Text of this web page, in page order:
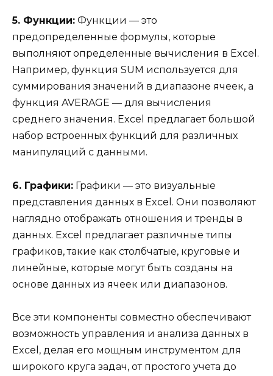
5. Функции: Функции — это
предопределенные формулы, которые
выполняют определенные вычисления в Excel.
Например, функция SUM используется для
суммирования значений в диапазоне ячеек, а
функция AVERAGE — для вычисления
среднего значения. Excel предлагает большой
набор встроенных функций для различных
манипуляций с данными.
6. Графики: Графики — это визуальные
представления данных в Excel. Они позволяют
наглядно отображать отношения и тренды в
данных. Excel предлагает различные типы
графиков, такие как столбчатые, круговые и
линейные, которые могут быть созданы на
основе данных из ячеек или диапазонов.
Все эти компоненты совместно обеспечивают
возможность управления и анализа данных в
Excel, делая его мощным инструментом для
широкого круга задач, от простого учета до